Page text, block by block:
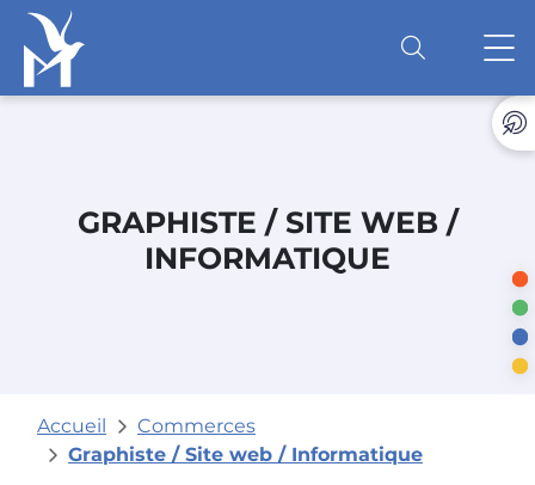
GRAPHISTE / SITE WEB /
INFORMATIQUE
Accueil
Commerces
Graphiste / Site web / Informatique